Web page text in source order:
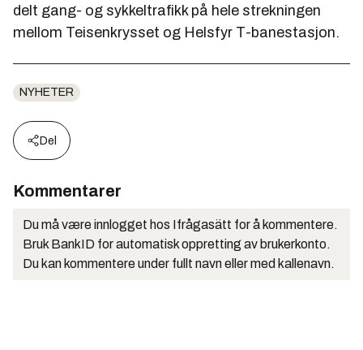
delt gang- og sykkeltrafikk på hele strekningen
mellom Teisenkrysset og Helsfyr T-banestasjon.
NYHETER
Del
Kommentarer
Du må være innlogget hos Ifrågasätt for å kommentere.
Bruk BankID for automatisk oppretting av brukerkonto.
Du kan kommentere under fullt navn eller med kallenavn.